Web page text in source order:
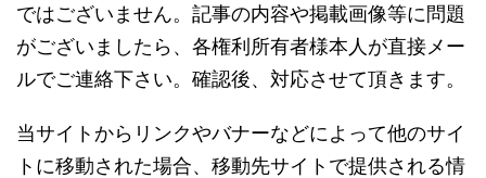
ではございません。記事の内容や掲載画像等に問題
がございましたら、各権利所有者様本人が直接メー
ルでご連絡下さい。確認後、対応させて頂きます。
当サイトからリンクやバナーなどによって他のサイ
トに移動された場合、移動先サイトで提供される情